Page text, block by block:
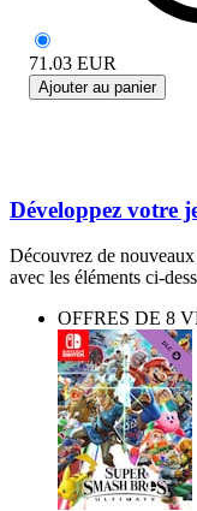
71.03 EUR
Ajouter au panier
Développez votre
Découvrez de
avec les éléments ci-
OFFRES DE 8